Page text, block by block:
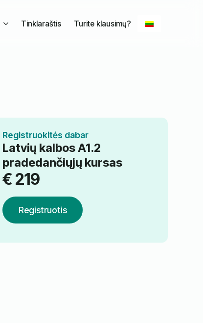
Tinklaraštis Turite klausimų?
Registruokitės dabar
Latvių kalbos A1.2
pradedančiųjų kursas
€ 219
Registruotis